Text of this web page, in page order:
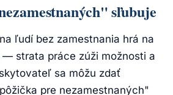
sľubuje
ľudí bez zamestnania hrá na
strata práce zúži možnosti a
sa môžu zdať
pre nezamestnaných"